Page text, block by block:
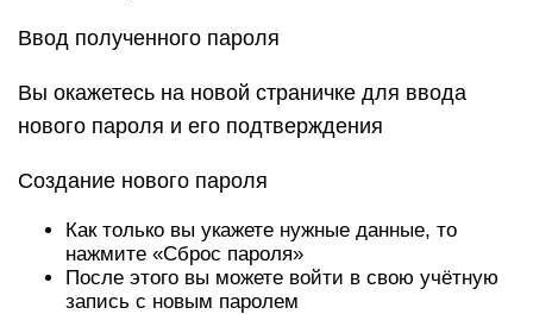
Ввод полученного пароля
Вы окажетесь на новой страничке для ввода
нового пароля и его подтверждения
Создание нового пароля
Как только вы укажете нужные данные, то
нажмите «Сброс пароля»
После этого вы можете войти в свою учётную
запись с новым паролем